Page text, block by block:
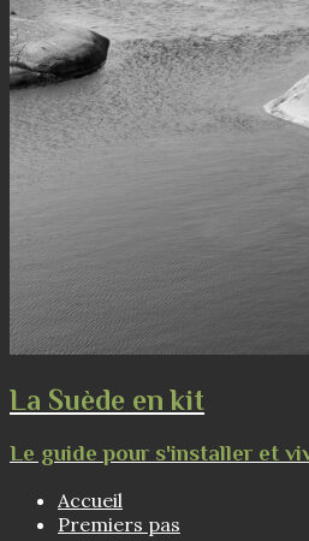
La Suède en kit
Le guide pour s'installer et
Accueil
Premiers pas